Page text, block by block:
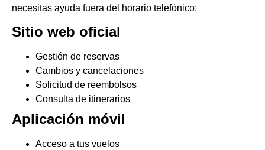
necesitas ayuda fuera del horario telefónico:
Sitio web oficial
Gestión de reservas
Cambios y cancelaciones
Solicitud de reembolsos
Consulta de itinerarios
Aplicación móvil
Acceso a tus vuelos